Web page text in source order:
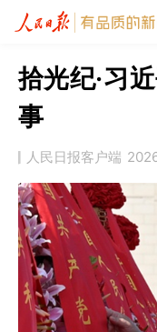
拾光纪·习
事
人民日报客户端